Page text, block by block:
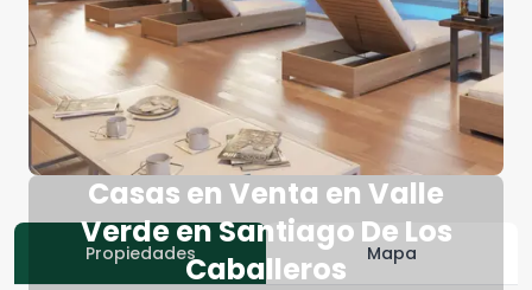
Casas en Venta en Valle
Verde en Santiago De Los
Caballeros
Propiedades Mapa